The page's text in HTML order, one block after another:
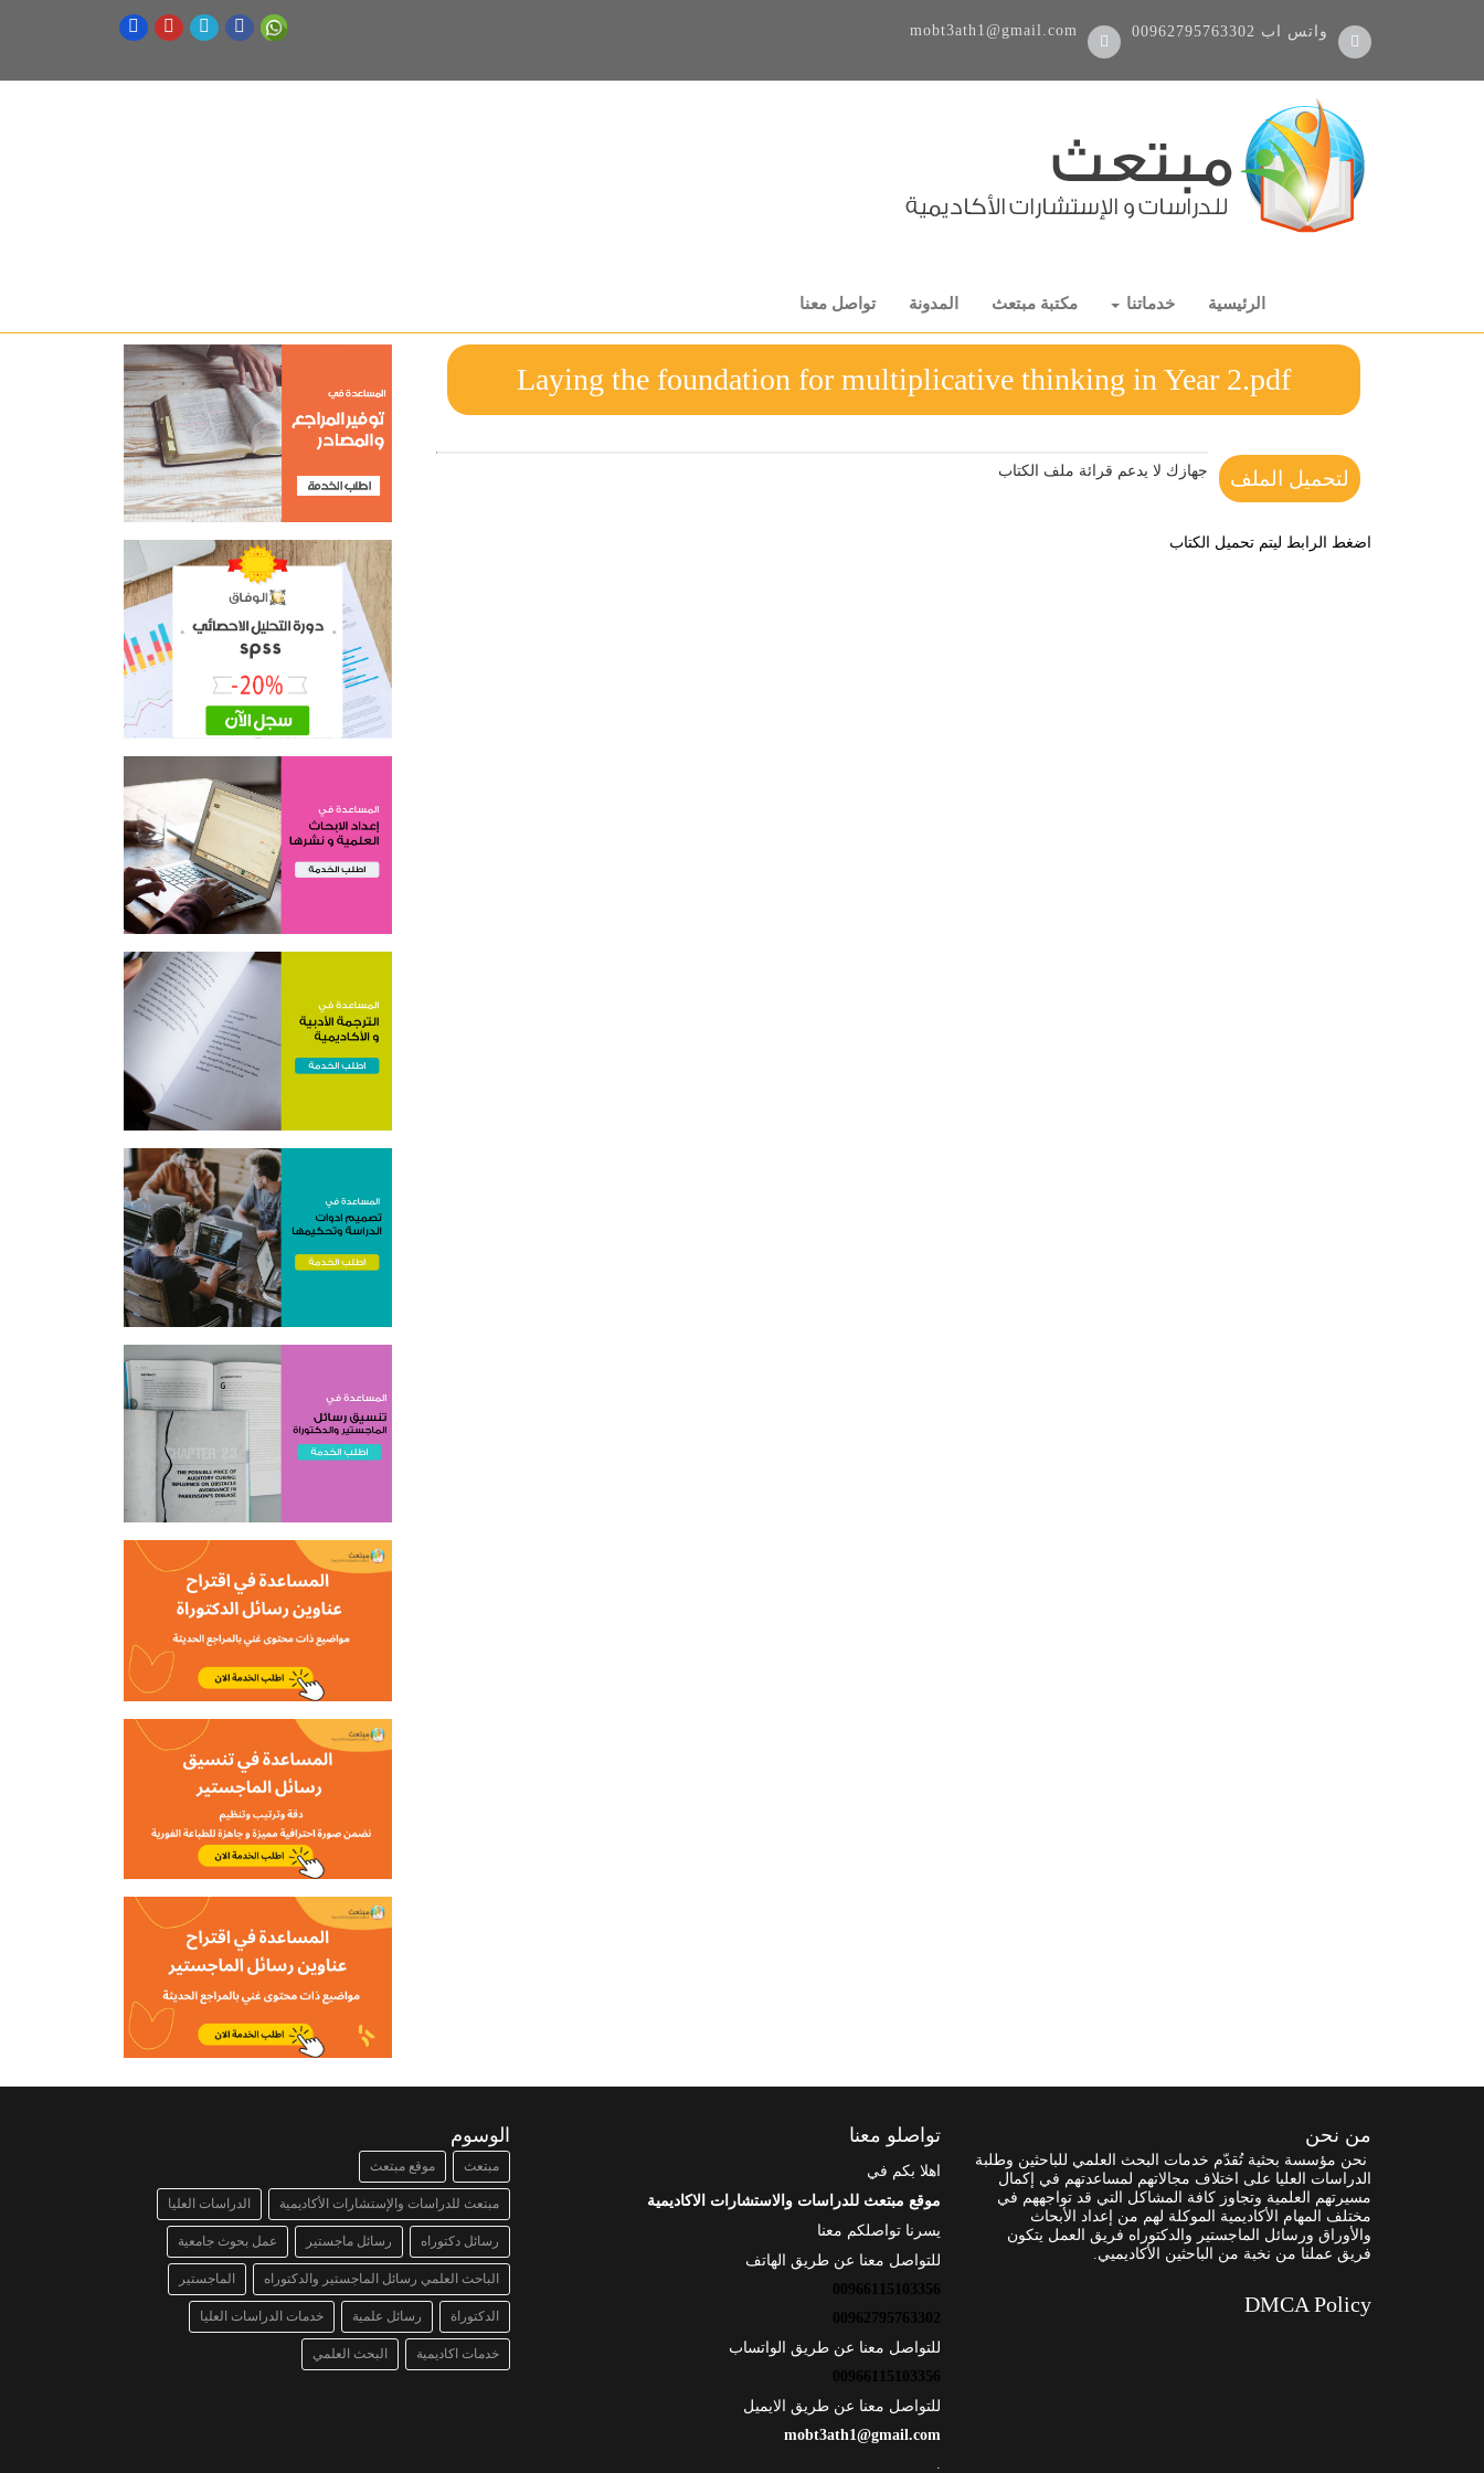
00962795763302 واتس اب mobt3ath1@gmail.com
الرئيسية خدماتنا مكتبة مبتعث المدونة تواصل معنا
Laying the foundation for multiplicative thinking in Year 2.pdf
لتحميل الملف جهازك لا يدعم قرائة ملف الكتاب
اضغط الرابط ليتم تحميل الكتاب
من نحن
نحن مؤسسة بحثية تُقدّم خدمات البحث العلمي للباحثين وطلبة
الدراسات العليا على اختلاف مجالاتهم لمساعدتهم في إكمال
مسيرتهم العلمية وتجاوز كافة المشاكل التي قد تواجههم في
مختلف المهام الأكاديمية الموكلة لهم من إعداد الأبحاث
والأوراق ورسائل الماجستير والدكتوراه فريق العمل يتكون
فريق عملنا من نخبة من الباحثين الأكاديميي.
DMCA Policy
تواصلو معنا
اهلا بكم في
موقع مبتعث للدراسات والاستشارات الاكاديمية
يسرنا تواصلكم معنا
للتواصل معنا عن طريق الهاتف
00966115103356
00962795763302
للتواصل معنا عن طريق الواتساب
00966115103356
للتواصل معنا عن طريق الايميل
mobt3ath1@gmail.com
الوسوم
مبتعث موقع مبتعث
مبتعث للدراسات والإستشارات الأكاديمية الدراسات العليا
رسائل دكتوراه رسائل ماجستير عمل بحوث جامعية
الباحث العلمي رسائل الماجستير والدكتوراه الماجستير
الدكتوراة رسائل علمية خدمات الدراسات العليا
خدمات اكاديمية البحث العلمي